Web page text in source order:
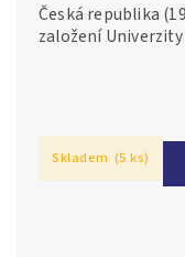
Česká republika
založení Univerzity
Skladem (5 ks)